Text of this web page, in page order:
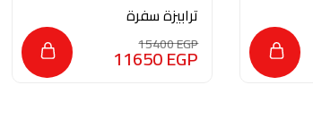
ترابيزة سفرة
MON384
15400EGP
11650EGP